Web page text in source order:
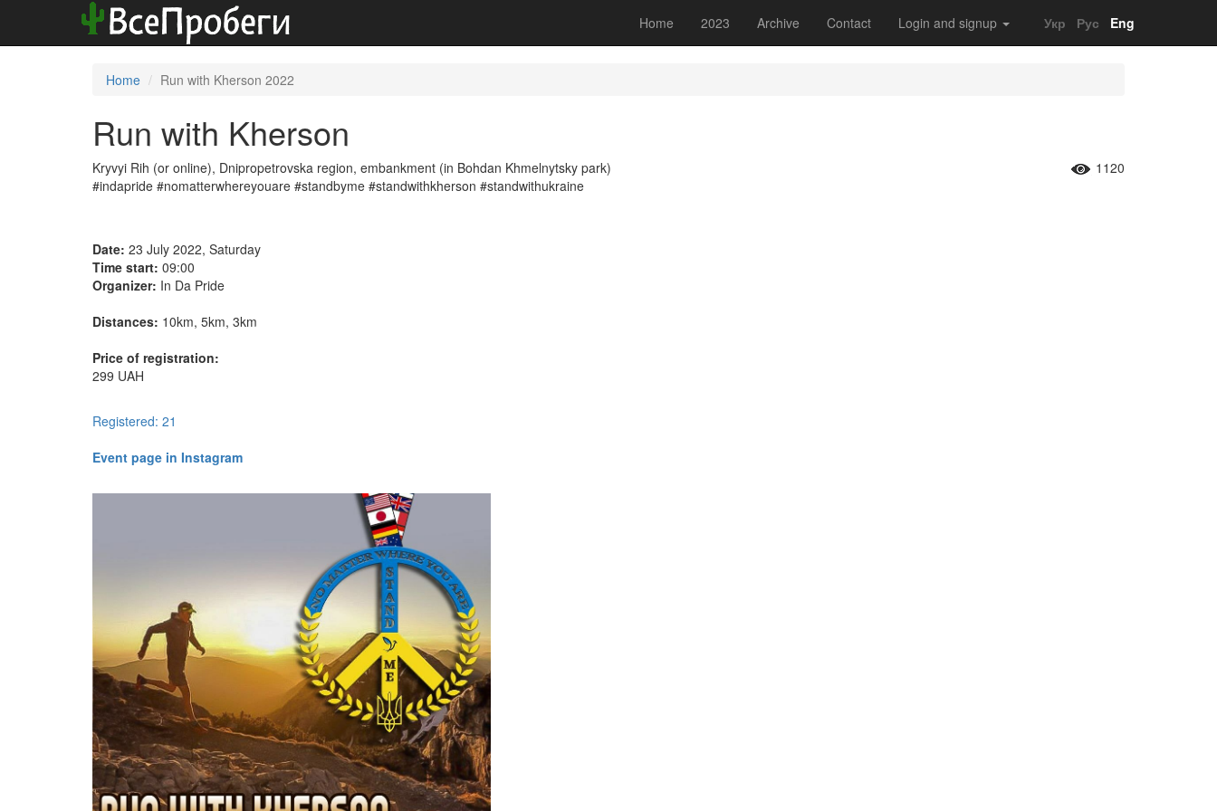
Home 2023 Archive Contact Login and signup Укр Рус Eng
Home Run with Kherson 2022
Run with Kherson
Kryvyi Rih (or online), Dnipropetrovska region, embankment (in Bohdan Khmelnytsky park)
1120
#indapride #nomatterwhereyouare #standbyme #standwithkherson #standwithukraine
Date: 23 July 2022, Saturday
Time start: 09:00
Organizer: In Da Pride
Distances: 10km, 5km, 3km
Price of registration:
299 UAH
Registered: 21
​​​​​​​Event page in Instagram